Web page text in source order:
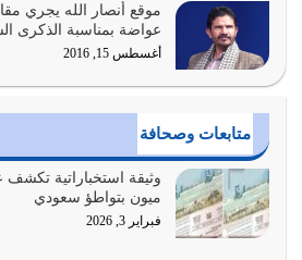
أولياء الشيطان كلما كانوا أكثر ولاءً
أكثر ضعفاً
يوليو 30, 2026
وعد الله تعالى من يُقتل في سبيله
والاستبشار والنجاة والخلود في…
يوليو 29, 2026
القرآن الكريم هو أهم مصدر لمعرفة
معرفة شخصيته معرفة عظمته
موقع أنصار الله يجري
عواضة بمناسبة الذكرى
أغسطس 15, 2016
متابعات وصحافة
وثيقة استخباراتية
ميون بتواطؤ سعودي
فبراير 3, 2026